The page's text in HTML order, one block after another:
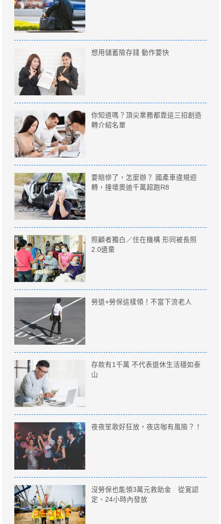
想用儲蓄險存錢 動作要快
你知道嗎？頂尖業務都靠這三招創造
轉介紹名單
要賠慘了，怎麼辦？ 國產車違規迴
轉，撞壞奧迪千萬超跑R8
照顧者獨白／住在機構 形同被長照
2.0遺棄
勞退+勞保這樣領！不當下流老人
存款有1千萬 不代表退休生活穩如泰
山
夜夜笙歌好狂放，夜店咖有風險？！
沒勞保也能領3萬元救助金 從寛認
定、24小時內發放